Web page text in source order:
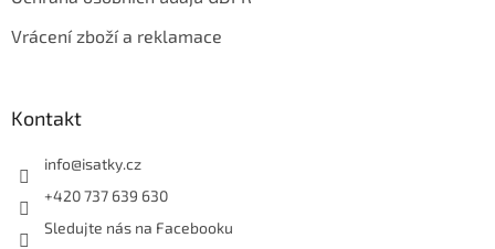
Vrácení zboží a reklamace
Kontakt
info@isatky.cz
+420 737 639 630
Sledujte nás na Facebooku